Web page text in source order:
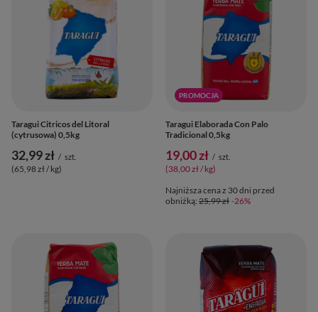
Taragui Citricos del Litoral
(cytrusowa) 0,5kg
32,99 zł / szt.
(65,98 zł / kg)
PROMOCJA
Taragui Elaborada Con Palo
Tradicional 0,5kg
19,00 zł / szt.
(38,00 zł / kg)
Najniższa cena z 30 dni przed
obniżką: 25,99 zł -26%